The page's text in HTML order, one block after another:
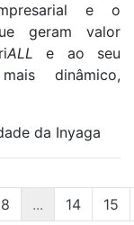
e o
geram valor
ALL e ao seu
dinâmico,
da Inyaga
8 ... 14 15